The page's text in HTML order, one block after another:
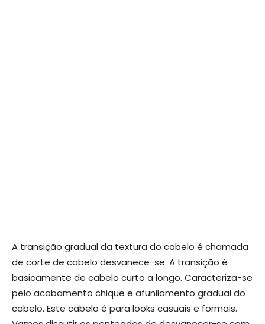
A transição gradual da textura do cabelo é chamada
de corte de cabelo desvanece-se. A transição é
basicamente de cabelo curto a longo. Caracteriza-se
pelo acabamento chique e afunilamento gradual do
cabelo. Este cabelo é para looks casuais e formais.